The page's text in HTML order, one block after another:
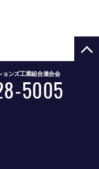
ョンズ工業組合連合会
5005